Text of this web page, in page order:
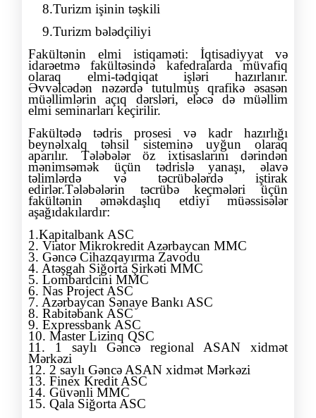
8.Turizm işinin təşkili
9.Turizm bələdçiliyi
Fakültənin elmi istiqaməti: İqtisadiyyat və
idarəetmə fakültəsində kafedralarda müvafiq
olaraq elmi-tədqiqat işləri hazırlanır.
Əvvəlcədən nəzərdə tutulmuş qrafikə əsasən
müəllimlərin açıq dərsləri, eləcə də müəllim
elmi seminarları keçirilir.
Fakültədə tədris prosesi və kadr hazırlığı
beynəlxalq təhsil sisteminə uyğun olaraq
aparılır. Tələbələr öz ixtisaslarını dərindən
mənimsəmək üçün tədrislə yanaşı, əlavə
təlimlərdə və təcrübələrdə iştirak
edirlər.Tələbələrin təcrübə keçmələri üçün
fakültənin əməkdaşlıq etdiyi müəssisələr
aşağıdakılardır:
1.Kapitalbank ASC
2. Viator Mikrokredit Azərbaycan MMC
3. Gəncə Cihazqayırma Zavodu
4. Atəşgah Siğorta Şirkəti MMC
5. Lombardcini MMC
6. Nas Project ASC
7. Azərbaycan Sənaye Bankı ASC
8. Rabitəbank ASC
9. Expressbank ASC
10. Master Lizinq QSC
11. 1 saylı Gəncə regional ASAN xidmət
Mərkəzi
12. 2 saylı Gəncə ASAN xidmət Mərkəzi
13. Finex Kredit ASC
14. Güvənli MMC
15. Qala Siğorta ASC